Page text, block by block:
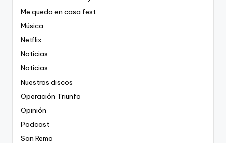
Me quedo en casa fest
Música
Netflix
Noticias
Noticias
Nuestros discos
Operación Triunfo
Opinión
Podcast
San Remo